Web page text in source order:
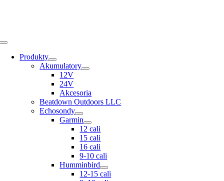
Toggle
NavigationProdukty
Akumulatory
12V
24V
Akcesoria
Beatdown Outdoors LLC
Echosondy
Garmin
12 cali
15 cali
16 cali
9-10 cali
Humminbird
12-15 cali